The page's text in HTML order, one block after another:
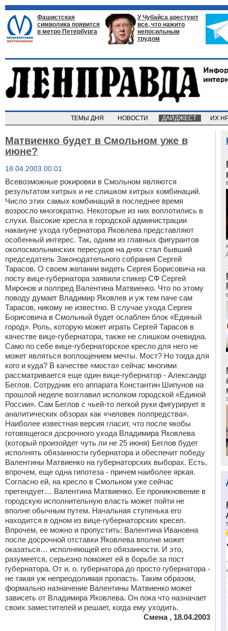
Фашистская
символика появится
в метро Петербурга
У Чубайса арестуют
все, что нажито
непосильным
трудом
ТЕМЫ ДНЯ НОВОСТИ ДАЙДЖЕСТ ИХ
Матвиенко будет в Смольном уже в
июне?
18.04.2003 00:01
Всевозможные рокировки в Смольном являются
результатом хитрых и не слишком хитрых комбинаций.
Число этих самых комбинаций в последнее время
возросло многократно. Некоторые из них воплотились в
слухи. Высокие кресла в городской администрации
накануне ухода губернатора Яковлева представляют
особенный интерес. Так, одним из главных фигурантов
околосмольнинских пересудов на днях стал бывший
председатель Законодательного собрания Сергей
Тарасов. О своем желании видеть Сергея Борисовича на
посту вице-губернатора заявили спикер СФ Сергей
Миронов и полпред Валентина Матвиенко. Что по этому
поводу думает Владимир Яковлев и уж тем паче сам
Тарасов, никому не известно. В случае ухода Сергея
Борисовича в Смольный будет ослаблен блок «Единый
город». Роль, которую может играть Сергей Тарасов в
качестве вице-губернатора, также не слишком очевидна.
Само по себе вице-губернаторское кресло для него не
может являться воплощением мечты. Мост? Но тогда для
кого и куда? В качестве «моста» сейчас многими
рассматривается еще один вице-губернатор - Александр
Беглов. Сотрудник его аппарата Константин Шипунов на
прошлой неделе возглавил исполком городской «Единой
России». Сам Беглов с чьей-то легкой руки фигурирует в
аналитических обзорах как «человек полпредства».
Наиболее известная версия гласит, что после якобы
готовящегося досрочного ухода Владимира Яковлева
(который произойдет чуть ли не 25 июня) Беглов будет
исполнять обязанности губернатора и обеспечит победу
Валентины Матвиенко на губернаторских выборах. Есть,
впрочем, еще одна гипотеза - причем наиболее яркая.
Согласно ей, на кресло в Смольном уже сейчас
претендует… Валентина Матвиенко. Ее проникновение в
городскую исполнительную власть может пойти не
вполне обычным путем. Начальная ступенька его
находится в одном из вице-губернаторских кресел.
Впрочем, ее можно и пропустить: Валентина Ивановна
после досрочной отставки Яковлева вполне может
оказаться… исполняющей его обязанности. И это,
разумеется, серьезно поможет ей в борьбе за пост
губернатора. От и. о. губернатора до просто губернатора -
не такая уж непреодолимая пропасть. Таким образом,
формально назначение Валентины Матвиенко может
зависеть от Владимира Яковлева. Он пока что назначает
своих заместителей и решает, когда ему уходить.
Смена , 18.04.2003